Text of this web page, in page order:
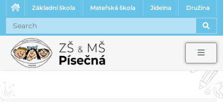
Základní škola Mateřská škola Jídelna Družina